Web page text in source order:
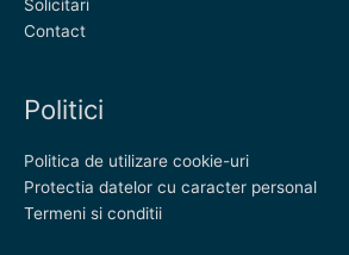
Solicitari
Contact
Politici
Politica de utilizare cookie-uri
Protectia datelor cu caracter personal
Termeni si conditii